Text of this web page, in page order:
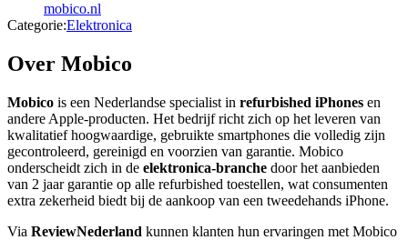
mobico.nl
Categorie:Elektronica
Over Mobico
Mobico is een Nederlandse specialist in refurbished iPhones en
andere Apple-producten. Het bedrijf richt zich op het leveren van
kwalitatief hoogwaardige, gebruikte smartphones die volledig zijn
gecontroleerd, gereinigd en voorzien van garantie. Mobico
onderscheidt zich in de elektronica-branche door het aanbieden
van 2 jaar garantie op alle refurbished toestellen, wat consumenten
extra zekerheid biedt bij de aankoop van een tweedehands iPhone.
Via ReviewNederland kunnen klanten hun ervaringen met Mobico